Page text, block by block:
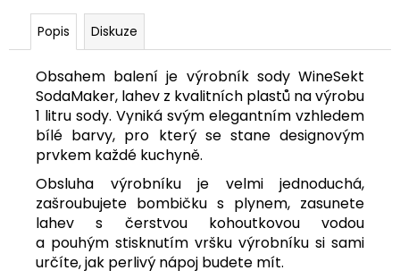
Popis Diskuze
Obsahem balení je výrobník sody WineSekt
SodaMaker, lahev z kvalitních plastů na výrobu
1 litru sody. Vyniká svým elegantním vzhledem
bílé barvy, pro který se stane designovým
prvkem každé kuchyně.
Obsluha výrobníku je velmi jednoduchá,
zašroubujete bombičku s plynem, zasunete
lahev s čerstvou kohoutkovou vodou
a pouhým stisknutím vršku výrobníku si sami
určíte, jak perlivý nápoj budete mít.